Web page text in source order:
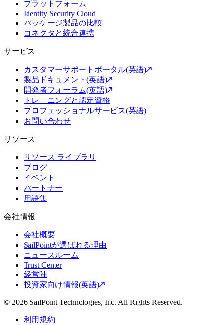
プラットフォーム
Identity Security Cloud
パッケージ製品の比較
コネクタと統合連携
サービス
カスタマーサポートポータル(英語)
製品ドキュメント(英語)
開発者フォーラム(英語)
トレーニングと認定資格
プロフェッショナルサービス(英語)
お問い合わせ
リソース
リソース ライブラリ
ブログ
イベント
パートナー
用語集
会社情報
会社概要
SailPointが選ばれる理由
ニュースルーム
Trust Center
経営陣
投資家向け情報(英語)
© 2026 SailPoint Technologies, Inc. All Rights Reserved.
利用規約